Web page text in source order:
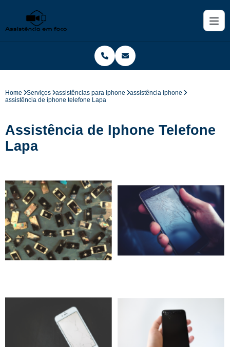
Home Serviços assistências para iphone
assistência iphone
assistência de iphone telefone Lapa
Assistência de Iphone Telefone
Lapa